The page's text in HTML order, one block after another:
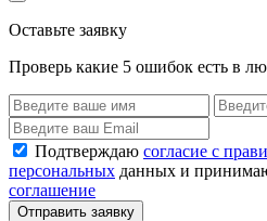
Оставьте заявку
Проверь какие 5 ошибок есть в
Подтверждаю согласие с
персональных данных и
соглашение
Отправить заявку